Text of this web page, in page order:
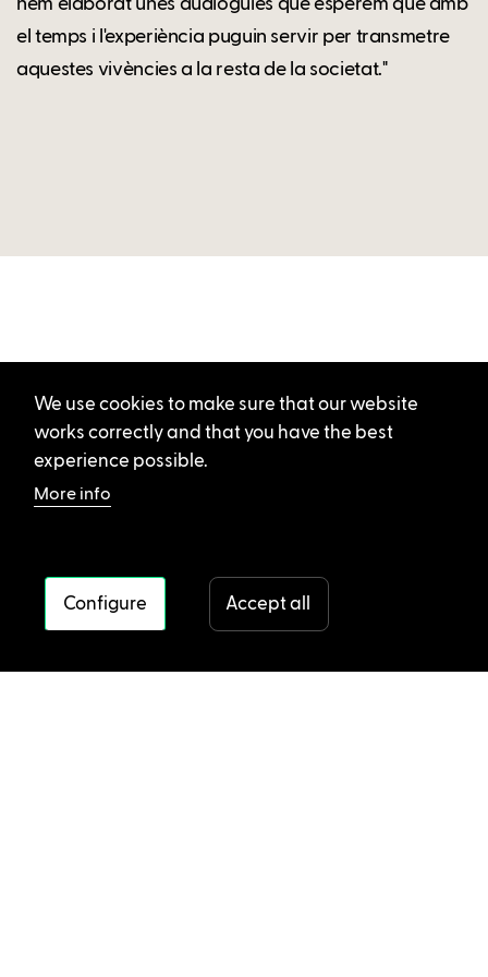
hem elaborat unes audioguies que esperem que amb
el temps i l'experiència puguin servir per transmetre
aquestes vivències a la resta de la societat."
We use cookies to make sure that our website
works correctly and that you have the best
experience possible.
More info
Configure Accept all